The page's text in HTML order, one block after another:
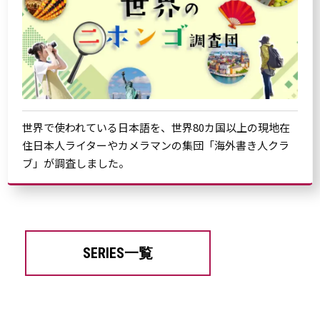
世界で使われている日本語を、世界80カ国以上の現地在
住日本人ライターやカメラマンの集団「海外書き人クラ
ブ」が調査しました。
SERIES一覧